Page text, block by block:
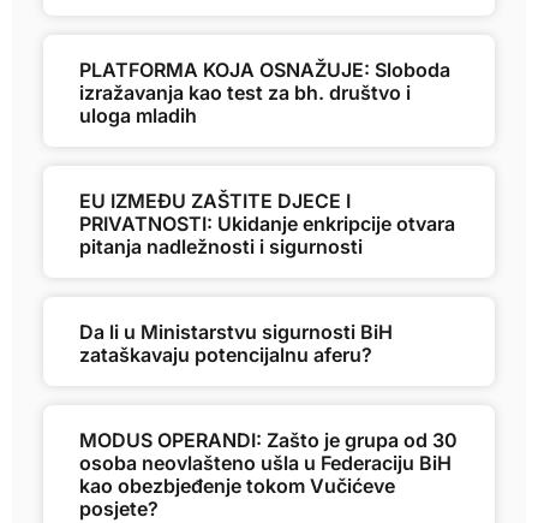
PLATFORMA KOJA OSNAŽUJE: Sloboda
izražavanja kao test za bh. društvo i
uloga mladih
EU IZMEĐU ZAŠTITE DJECE I
PRIVATNOSTI: Ukidanje enkripcije otvara
pitanja nadležnosti i sigurnosti
Da li u Ministarstvu sigurnosti BiH
zataškavaju potencijalnu aferu?
MODUS OPERANDI: Zašto je grupa od 30
osoba neovlašteno ušla u Federaciju BiH
kao obezbjeđenje tokom Vučićeve
posjete?